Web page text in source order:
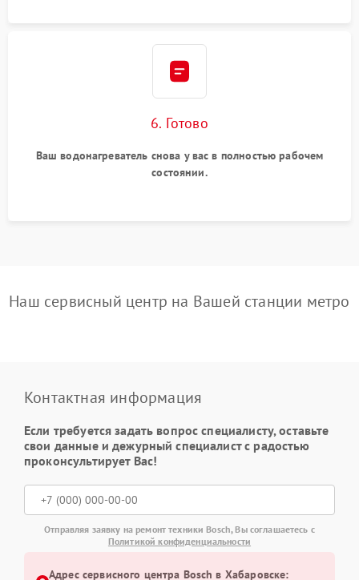
6. Готово
Ваш водонагреватель снова у вас в полностью рабочем
состоянии.
Наш сервисный центр на Вашей станции метро
Контактная информация
Если требуется задать вопрос специалисту, оставьте
свои данные и дежурный специалист с радостью
проконсультирует Вас!
Отправляя заявку на ремонт техники Bosch, Вы соглашаетесь с
Политикой конфиденциальности
Адрес сервисного центра Bosch в Хабаровске: